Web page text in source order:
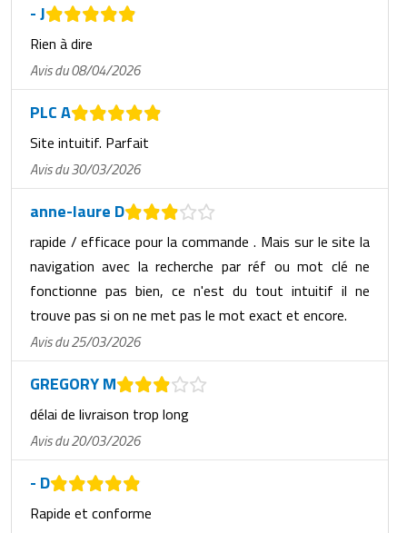
- J
Rien à dire
Avis du 08/04/2026
PLC A
Site intuitif. Parfait
Avis du 30/03/2026
anne-laure D
rapide / efficace pour la commande . Mais sur le site la
navigation avec la recherche par réf ou mot clé ne
fonctionne pas bien, ce n'est du tout intuitif il ne
trouve pas si on ne met pas le mot exact et encore.
Avis du 25/03/2026
GREGORY M
délai de livraison trop long
Avis du 20/03/2026
- D
Rapide et conforme